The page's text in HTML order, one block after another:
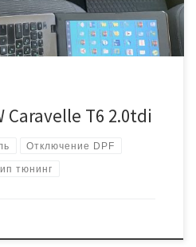
Caravelle T6 2.0tdi
Отключение DPF
тюнинг